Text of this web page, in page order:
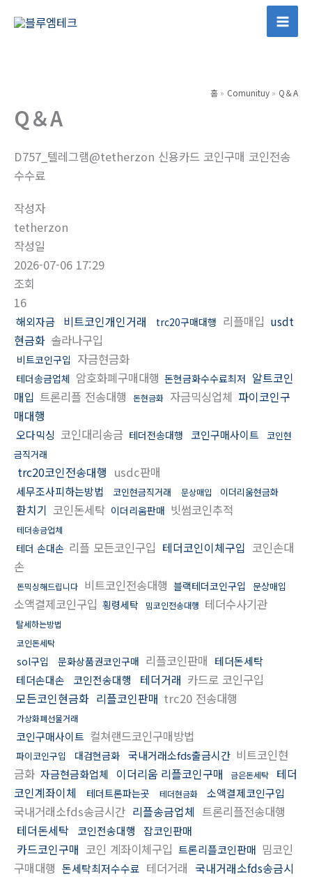
Main
홈 Comunituy Q＆A
Q＆A
D757_텔레그램@tetherzon 신용카드 코인구매 코인전송
수수료
작성자
tetherzon
작성일
2026-07-06 17:29
조회
16
해외자금 비트코인개인거래 trc20구매대행 리플매입 usdt
현금화 솔라나구입
비트코인구입 자금현금화
테더송금업체 암호화폐구매대행 돈현금화수수료최저 알트코인
매입 트론리플 전송대행 돈현금화 자금믹싱업체 파이코인구
매대행
오다믹싱 코인대리송금 테더전송대행 코인구매사이트
코인현
금직거래
trc20코인전송대행 usdc판매
세무조사피하는방법 코인현금직거래 문상매입 이더리움현금화
환치기 코인돈세탁 이더리움판매 빗썸코인추적
테더송금업체
테더 손대손 리플 모든코인구입 테더코인이체구입 코인손대
손
돈믹싱해드립니다 비트코인전송대행 블랙테더코인구입 문상매입
소액결제코인구입 횡령세탁 밈코인전송대행 테더수사기관
탈세하는방법
코인돈세탁
sol구입 문화상품권코인구매 리플코인판매 테더돈세탁
테더손대손
코인전송대행 테더거래 카드로 코인구입
모든코인현금화 리플코인판매 trc20 전송대행
가상화폐선물거래
코인구매사이트 컬쳐랜드코인구매방법
파이코인구입 대검현금화 국내거래소fds출금시간 비트코인현
금화 자금현금화업체 이더리움 리플코인구매 금은돈세탁
테더
코인계좌이체
테더트론파는곳 테더현금화 소액결제코인구입
국내거래소fds송금시간 리플송금업체 트론리플전송대행
테더돈세탁
코인전송대행 잡코인판매
카드코인구매 코인 계좌이체구입 트론리플코인판매 밈코인
구매대행 돈세탁최저수수료 테더거래 국내거래소fds송금시